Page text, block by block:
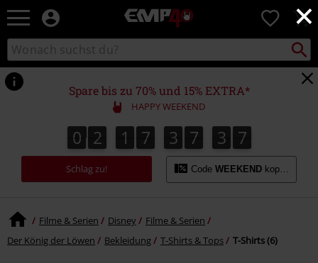
×
EMP
Merchandise
-
Shop
Rock
&
Entertainment
0
Katalog
durchsuchen
suchen
Spare bis zu 70% und 15% EXTRA*
HAPPY WEEKEND
0
0 2
2 1
1 7
7 3
3 7
7 3
3
3
3 6
7
6
8
7
Schlag zu! Code WEEKEND kopieren
Filme & Serien Disney
Filme & Serien
Der König der Löwen
Bekleidung T-Shirts & Tops T-Shirts (6)